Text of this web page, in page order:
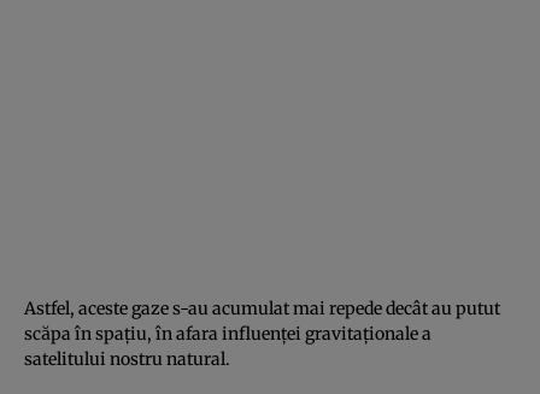
Astfel, aceste gaze s-au acumulat mai repede decât au putut
scăpa în spaţiu, în afara influenţei gravitaţionale a
satelitului nostru natural.